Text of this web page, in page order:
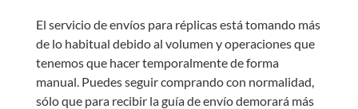
El servicio de envíos para réplicas está tomando más
de lo habitual debido al volumen y operaciones que
tenemos que hacer temporalmente de forma
manual. Puedes seguir comprando con normalidad,
sólo que para recibir la guía de envío demorará más